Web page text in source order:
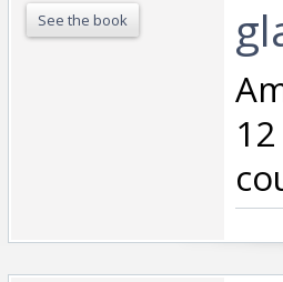
See the book